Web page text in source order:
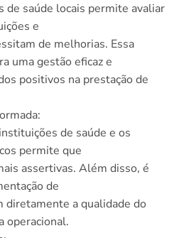
de saúde locais permite avaliar
e
de melhorias. Essa
uma gestão eficaz e
positivos na prestação de
de saúde e os
permite que
assertivas. Além disso, é
de
diretamente a qualidade do
operacional.